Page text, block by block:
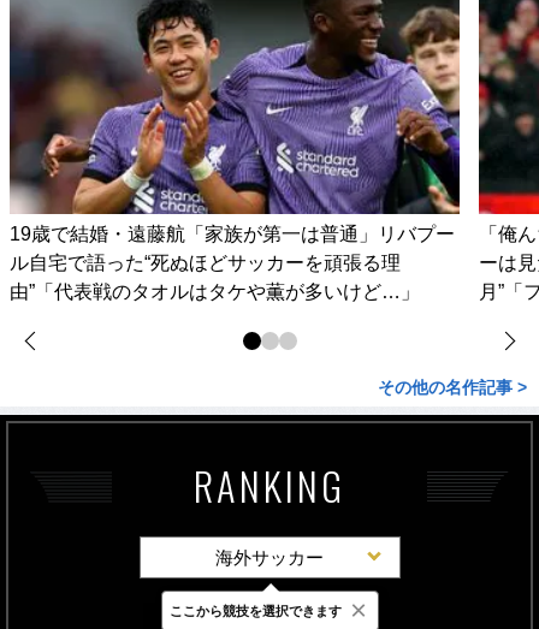
19歳で結婚・遠藤航「家族が第一は普通」リバプー
ル自宅で語った“死ぬほどサッカーを頑張る理
由”「代表戦のタオルはタケや薫が多いけど…」
「俺
ーは
月”「
その他の名作記事 >
RANKING
海外サッカー
最新 24時間 週間
ここから競技を選択できます ×